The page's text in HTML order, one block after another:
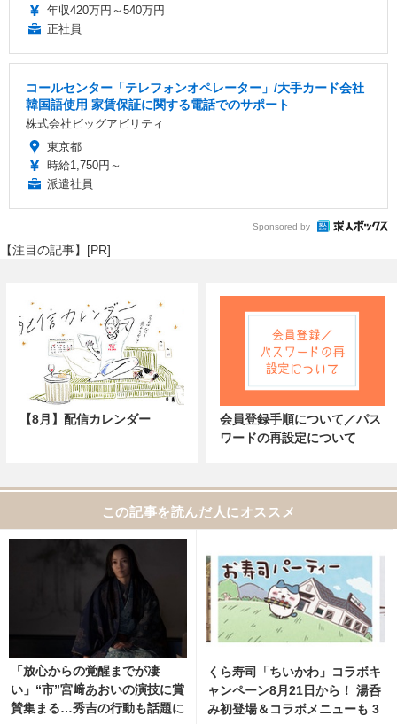
年収420万円～540万円
正社員
コールセンター「テレフォンオペレーター」/大手カード会社
韓国語使用 家賃保証に関する電話でのサポート
株式会社ビッグアビリティ
東京都
時給1,750円～
派遣社員
Sponsored by
【注目の記事】[PR]
【8月】配信カレンダー
会員登録手順について／パス
ワードの再設定について
この記事を読んだ人にオススメ
「放心からの覚醒までが凄
い」“市”宮﨑あおいの演技に賞
賛集まる…秀吉の行動も話題に
くら寿司「ちいかわ」コラボキ
ャンペーン8月21日から！ 湯呑
み初登場＆コラボメニューも 3